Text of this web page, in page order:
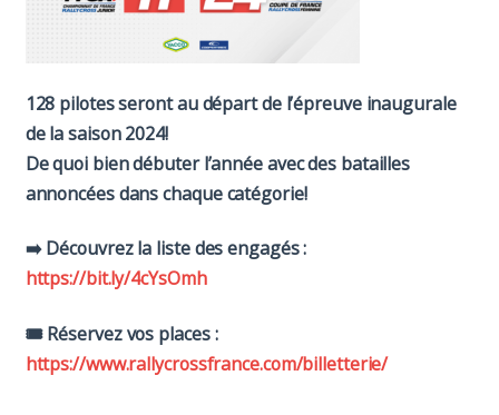
128 pilotesseront au départ de l’épreuve inaugurale
de la saison 2024!
De quoi bien débuter l’année avec des batailles
annoncées dans chaque catégorie!
➡️ Découvrez la liste des engagés :
https://bit.ly/4cYsOmh
🎟️ Réservez vos places :
https://www.rallycrossfrance.com/billetterie/